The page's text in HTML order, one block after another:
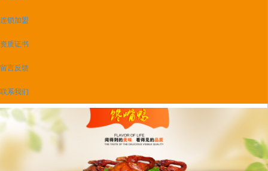
连锁加盟
资质证书
留言反馈
联系我们